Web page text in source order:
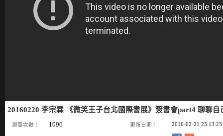
20160220 李宗霖 《微笑王子台北國際書展》簽書會part4 聊聊自
瀏覽次數： 1090 更新日期： 2016-02-21 23:13:23